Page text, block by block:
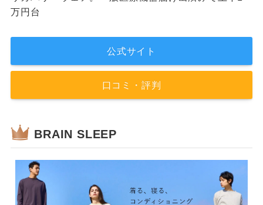
万円台
公式サイト
口コミ・評判
BRAIN SLEEP